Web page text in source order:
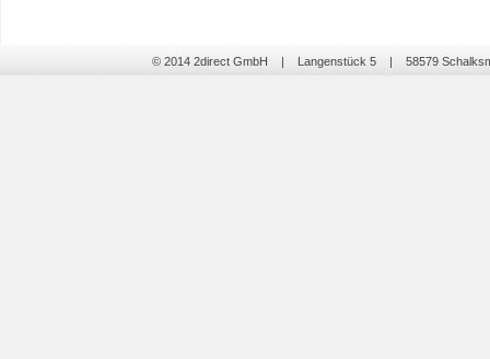
© 2014 2direct GmbH | Langenstück 5 | 58579